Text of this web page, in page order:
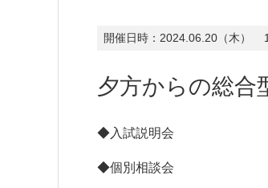
開催日時： 2024.06.20（木）
夕方からの総合
◆入試説明会
◆個別相談会